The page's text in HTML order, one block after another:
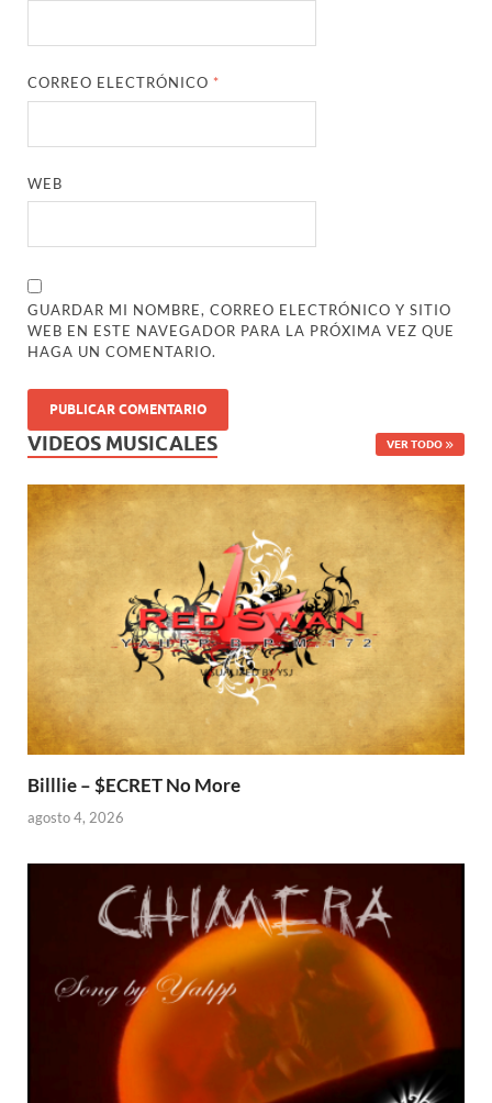
CORREO ELECTRÓNICO *
WEB
GUARDAR MI NOMBRE, CORREO ELECTRÓNICO Y SITIO
WEB EN ESTE NAVEGADOR PARA LA PRÓXIMA VEZ QUE
HAGA UN COMENTARIO.
VIDEOS MUSICALES VER TODO
Billlie – $ECRET No More
agosto 4, 2026